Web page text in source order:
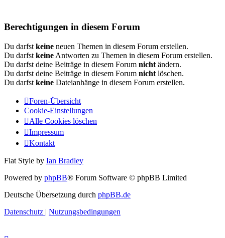
Berechtigungen in diesem Forum
Du darfst keine neuen Themen in diesem Forum erstellen.
Du darfst keine Antworten zu Themen in diesem Forum erstellen.
Du darfst deine Beiträge in diesem Forum nicht ändern.
Du darfst deine Beiträge in diesem Forum nicht löschen.
Du darfst keine Dateianhänge in diesem Forum erstellen.
Foren-Übersicht
Cookie-Einstellungen
Alle Cookies löschen
Impressum
Kontakt
Flat Style by Ian Bradley
Powered by phpBB® Forum Software © phpBB Limited
Deutsche Übersetzung durch phpBB.de
Datenschutz | Nutzungsbedingungen